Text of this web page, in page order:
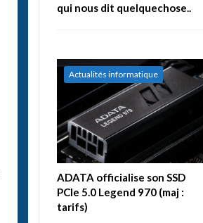
qui nous dit quelquechose..
Actualités informatique
ADATA officialise son SSD
PCIe 5.0 Legend 970 (maj :
tarifs)